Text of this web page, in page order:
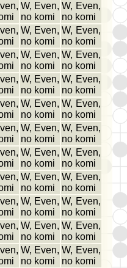
W, Even,
no komi
W, Even,
no komi
W, Even,
no komi
W, Even,
no komi
W, Even,
no komi
W, Even,
no komi
W, Even,
no komi
W, Even,
no komi
W, Even,
no komi
W, Even,
no komi
W, Even,
no komi
W, Even,
no komi
W, Even,
no komi
W, Even,
no komi
W, Even,
no komi
W, Even,
no komi
W, Even,
no komi
W, Even,
no komi
W, Even,
no komi
W, Even,
no komi
W, Even,
no komi
W, Even,
no komi